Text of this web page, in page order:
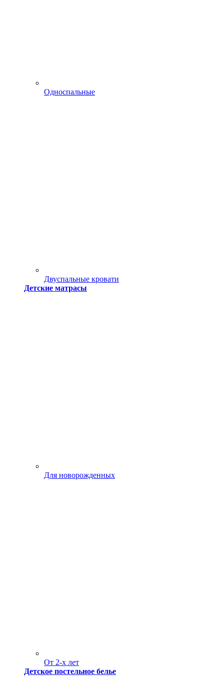
Односпальные
Двуспальные кровати
Детские матрасы
Для новорожденных
От 2-х лет
Детское постельное белье